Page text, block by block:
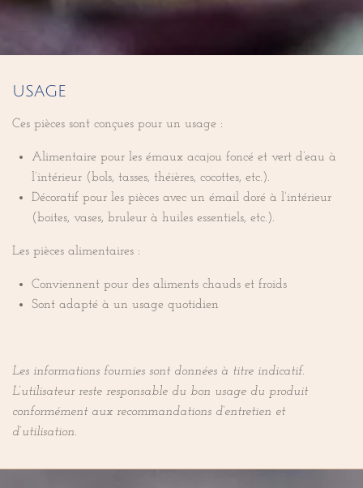
USAGE
Ces pièces sont conçues pour un usage :
Alimentaire pour les émaux acajou foncé et vert d’eau à
l’intérieur (bols, tasses, théières, cocottes, etc.).
Décoratif pour les pièces avec un émail doré à l’intérieur
(boites, vases, bruleur à huiles essentiels, etc.).
Les pièces alimentaires :
Conviennent pour des aliments chauds et froids
Sont adapté à un usage quotidien
Les informations fournies sont données à titre indicatif.
L’utilisateur reste responsable du bon usage du produit
conformément aux recommandations d’entretien et
d’utilisation.